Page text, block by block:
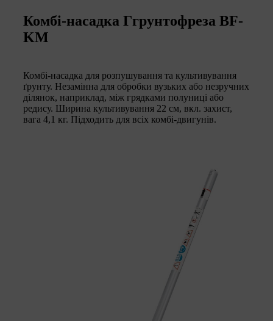
Комбі-насадка Ггрунтофреза BF-
KM
Комбі-насадка для розпушування та культивування
ґрунту. Незамінна для обробки вузьких або незручних
ділянок, наприклад, між грядками полуниці або
редису. Ширина культивування 22 см, вкл. захист,
вага 4,1 кг. Підходить для всіх комбі-двигунів.